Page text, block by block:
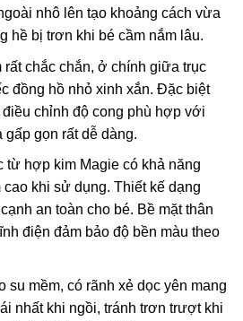
nhô lên tạo khoảng cách vừa
hề bị trơn khi bé cầm nắm lâu.
rất chắc chắn, ở chính giữa trục
đồng hồ nhỏ xinh xắn. Đặc biệt
chỉnh độ cong phù hợp với
gọn rất dễ dàng.
từ hợp kim Magie có khả năng
khi sử dụng. Thiết kế dạng
an toàn cho bé. Bề mặt thân
điện đảm bảo độ bền màu theo
su mềm, có rãnh xẻ dọc yên mang
nhất khi ngồi, tránh trơn trượt khi